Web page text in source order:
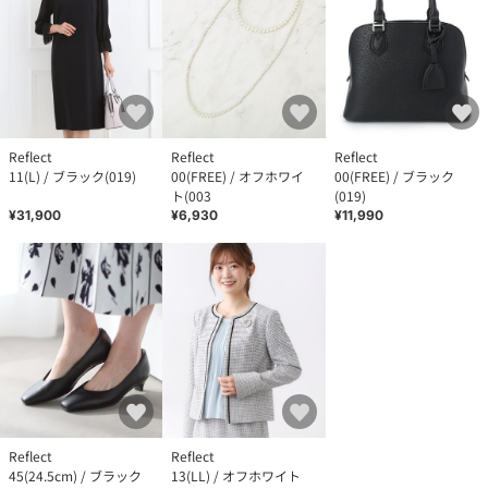
Reflect
11(L) / ブラック(019)
¥31,900
Reflect
00(FREE) / オフホワイ
ト(003
¥6,930
Reflect
00(FREE) / ブラック
(019)
¥11,990
Reflect
45(24.5cm) / ブラック
Reflect
13(LL) / オフホワイト